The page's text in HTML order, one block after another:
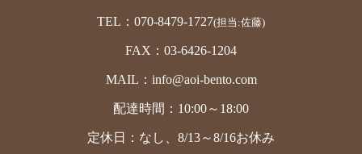
TEL：070-8479-1727(担当:佐藤)
FAX：03-6426-1204
MAIL：info@aoi-bento.com
配達時間：10:00～18:00
定休日：なし、8/13～8/16お休み